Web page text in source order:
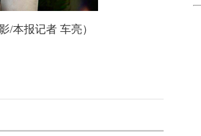
/本报记者 车亮）